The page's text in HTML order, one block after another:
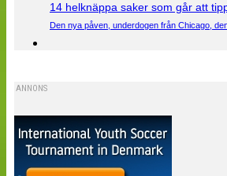
14 helknäppa saker som går att
Den nya påven, underdogen från Chicago,
ANNONS